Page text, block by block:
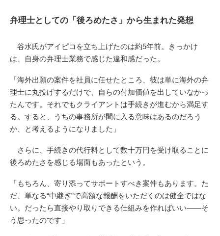
弁理士としての「後ろめたさ」から生まれた発想
谷水氏がアイピコを立ち上げたのは約5年前。きっかけ
は、自身の弁理士業務で感じた違和感だった。
「海外出願の案件を社員に任せたところ、彼は単に海外の弁
理士に丸投げするだけで、自らの付加価値を出していなかっ
たんです。それでもクライアントは手続きが進むから満足す
る。すると、うちの事務所が間に入る意味はあるのだろう
か、と考えるようになりました」
さらに、手続きの代行料として数十万円を受け取ることに
後ろめたさを感じる場面もあったという。
「もちろん、寄り添ってサポートすべき案件もあります。た
だ、単なる“中継ぎ”で高額な報酬をいただくのは健全ではな
い。だったら直接やり取りできる仕組みを作ればいい――そ
う思ったのです」